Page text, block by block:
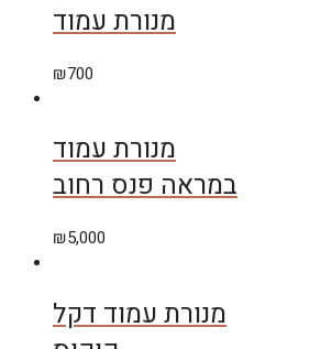
מנורת עמוד
₪700
מנורת עמוד
במראה פנס רחוב
₪5,000
מנורת עמוד דקל